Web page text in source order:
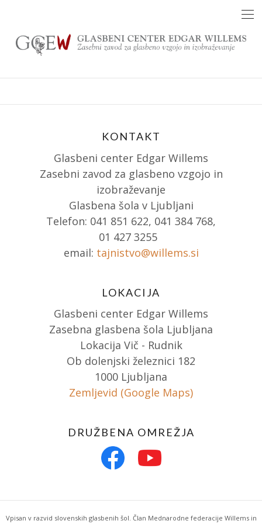
content
KONTAKT
Glasbeni center Edgar Willems
Zasebni zavod za glasbeno vzgojo in
izobraževanje
Glasbena šola v Ljubljani
Telefon: 041 851 622, 041 384 768,
01 427 3255
email: tajnistvo@willems.si
LOKACIJA
Glasbeni center Edgar Willems
Zasebna glasbena šola Ljubljana
Lokacija Vič - Rudnik
Ob dolenjski železnici 182
1000 Ljubljana
Zemljevid (Google Maps)
DRUŽBENA OMREŽJA
Vpisan v razvid slovenskih glasbenih šol. Član Mednarodne federacije Willems in